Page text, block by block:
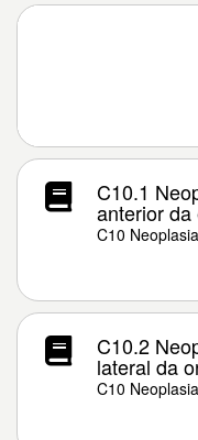
C10.1
anterior da
C10
C10.2
lateral da
C10